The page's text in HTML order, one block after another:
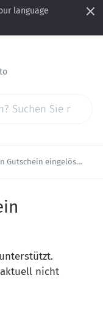
language
eingelöst werden?
nicht